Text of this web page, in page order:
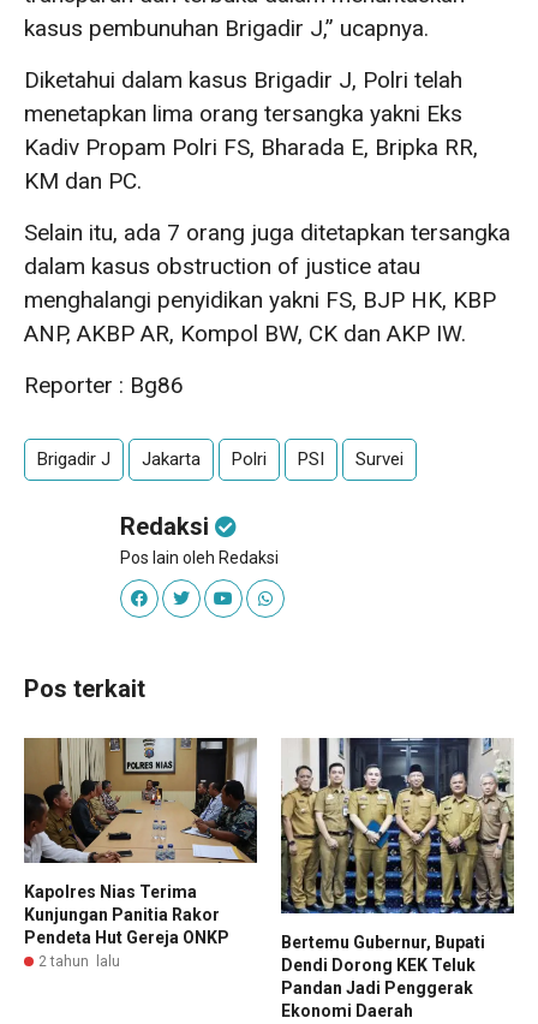
kasus pembunuhan Brigadir J,” ucapnya.
Diketahui dalam kasus Brigadir J, Polri telah
menetapkan lima orang tersangka yakni Eks
Kadiv Propam Polri FS, Bharada E, Bripka RR,
KM dan PC.
Selain itu, ada 7 orang juga ditetapkan tersangka
dalam kasus obstruction of justice atau
menghalangi penyidikan yakni FS, BJP HK, KBP
ANP, AKBP AR, Kompol BW, CK dan AKP IW.
Reporter : Bg86
Brigadir J Jakarta Polri PSI Survei
Redaksi
Pos lain oleh Redaksi
Pos terkait
Kapolres Nias Terima
Kunjungan Panitia Rakor
Pendeta Hut Gereja ONKP
2 tahun lalu
Bertemu Gubernur, Bupati
Dendi Dorong KEK Teluk
Pandan Jadi Penggerak
Ekonomi Daerah